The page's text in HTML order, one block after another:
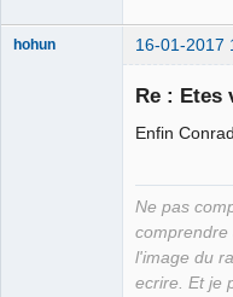
hohun 16-01-2017
Re : Etes
Enfin Conrad.
Ne pas
comprendre
l'image du
ecrire. Et je